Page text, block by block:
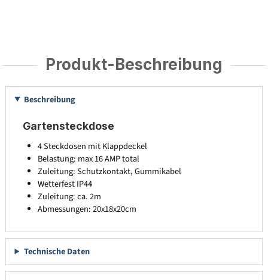
Produkt-Beschreibung
Beschreibung
Gartensteckdose
4 Steckdosen mit Klappdeckel
Belastung: max 16 AMP total
Zuleitung: Schutzkontakt, Gummikabel
Wetterfest IP44
Zuleitung: ca. 2m
Abmessungen: 20x18x20cm
Technische Daten